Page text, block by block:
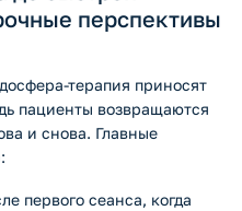
перспективы
терапия приносят
пациенты возвращаются
и снова. Главные
первого сеанса, когда